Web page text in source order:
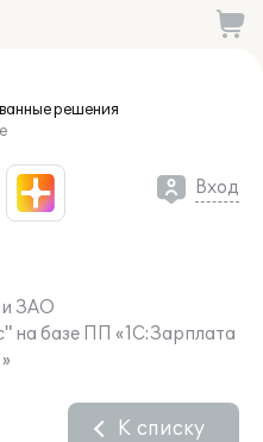
решения
Вход
ЗАО
на базе ПП «1С:Зарплата
К списку